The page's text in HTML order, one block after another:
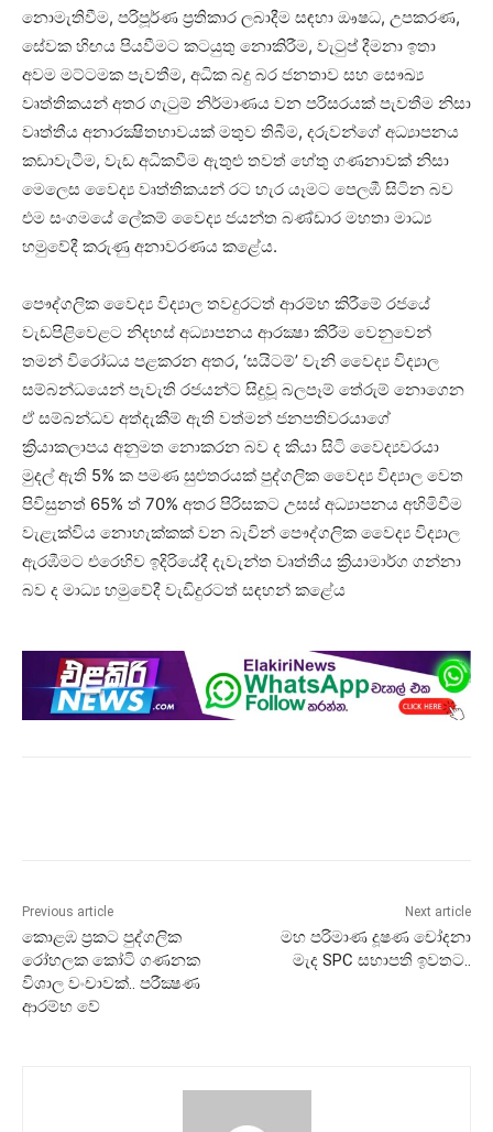
නොමැතිවීම, පරිපූර්ණ ප්‍රතිකාර ලබාදීම සඳහා ඖෂධ, උපකරණ,
සේවක හිඟය පියවීමට කටයුතු නොකිරීම, වැටුප් දීමනා ඉතා
අවම මට්ටමක පැවතීම, අධික බදු බර ජනතාව සහ සෞඛ්‍ය
වෘත්තිකයන් අතර ගැටුම් නිර්මාණය වන පරිසරයක් පැවතීම නිසා
වෘත්තීය අනාරක්‍ෂිතභාවයක් මතුව තිබීම, දරුවන්ගේ අධ්‍යාපනය
කඩාවැටීම, වැඩ අධිකවීම ඇතුළු තවත් හේතු ගණනාවක් නිසා
මෙලෙස වෛද්‍ය වෘත්තිකයන් රට හැර යෑමට පෙලඹී සිටින බව
එම සංගමයේ ලේකම් වෛද්‍ය ජයන්ත බණ්ඩාර මහතා මාධ්‍ය
හමුවේදී කරුණු අනාවරණය කළේය.
පෞද්ගලික වෛද්‍ය විද්‍යාල තවදුරටත් ආරම්භ කිරීමේ රජයේ
වැඩපිළිවෙළට නිදහස් අධ්‍යාපනය ආරක්‍ෂා කිරීම වෙනුවෙන්
තමන් විරෝධය පළකරන අතර, ‘සයිටම්’ වැනි වෛද්‍ය විද්‍යාල
සම්බන්ධයෙන් පැවැති රජයන්ට සිදුවූ බලපෑම් තේරුම් නොගෙන
ඒ සම්බන්ධව අත්දැකීම් ඇති වත්මන් ජනපතිවරයාගේ
ක්‍රියාකලාපය අනුමත නොකරන බව ද කියා සිටි වෛද්‍යවරයා
මුදල් ඇති 5% ක පමණ සුළුතරයක් පුද්ගලික වෛද්‍ය විද්‍යාල වෙත
පිවිසුනත් 65% ත් 70% අතර පිරිසකට උසස් අධ්‍යාපනය අහිමිවීම
වැළැක්විය නොහැක්කක් වන බැවින් පෞද්ගලික වෛද්‍ය විද්‍යාල
ඇරඹීමට එරෙහිව ඉදිරියේදී දැවැන්ත වෘත්තීය ක්‍රියාමාර්ග ගන්නා
බව ද මාධ්‍ය හමුවේදී වැඩිදුරටත් සඳහන් කළේය
Previous article
කොළඹ ප‍්‍රකට පුද්ගලික
රෝහලක කෝටි ගණනක
විශාල වංචාවක්.. පරීක්‍ෂණ
ආරම්භ වේ
Next article
මහ පරිමාණ දූෂණ චෝදනා
මැද SPC සභාපති ඉවතට..